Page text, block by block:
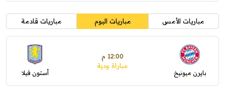
مباريات الأمس مباريات اليوم مباريات قادمة
بايرن ميونيخ
12:00 م
مباراة ودية
أستون فيلا